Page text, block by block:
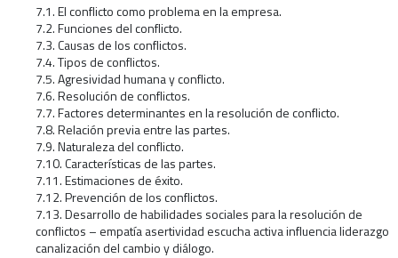
7.1. El conflicto como problema en la empresa.
7.2. Funciones del conflicto.
7.3. Causas de los conflictos.
7.4. Tipos de conflictos.
7.5. Agresividad humana y conflicto.
7.6. Resolución de conflictos.
7.7. Factores determinantes en la resolución de conflicto.
7.8. Relación previa entre las partes.
7.9. Naturaleza del conflicto.
7.10. Características de las partes.
7.11. Estimaciones de éxito.
7.12. Prevención de los conflictos.
7.13. Desarrollo de habilidades sociales para la resolución de
conflictos – empatía asertividad escucha activa influencia liderazgo
canalización del cambio y diálogo.